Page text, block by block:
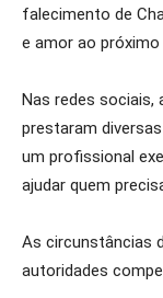
falecimento de
e amor ao
Nas redes sociais,
prestaram
um profissional
ajudar quem
As circunstâncias
autoridades